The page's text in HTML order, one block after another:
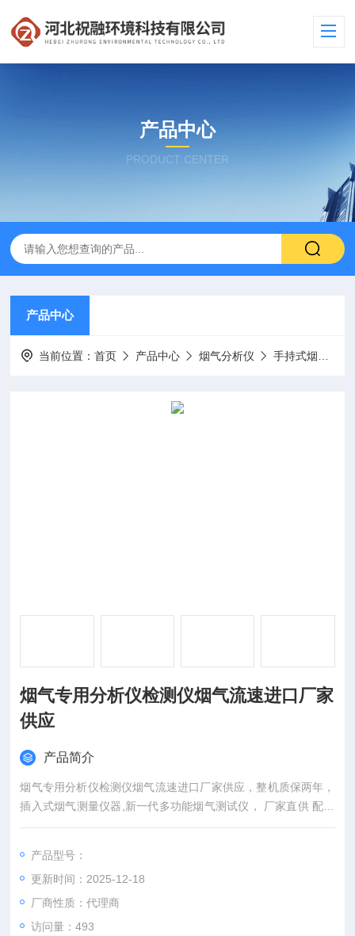
产品中心
PRODUCT CENTER
产品中心
当前位置：首页 产品中心 烟气分析仪 手持式烟气分析仪
烟气专用分析仪检测仪烟气流速进口厂家
供应
产品简介
烟气专用分析仪检测仪烟气流速进口厂家供应，整机质保两年，
插入式烟气测量仪器,新一代多功能烟气测试仪， 厂家直供 配备
O2/CO/NO或LowNO传感器，多功能 Si-CA130烟气分析仪 氮氧
A130具有大尺寸的彩色高清触控显示屏，参数O2, CO, CO2, N
O, NOx
产品型号：
更新时间：2025-12-18
厂商性质：代理商
访问量：493